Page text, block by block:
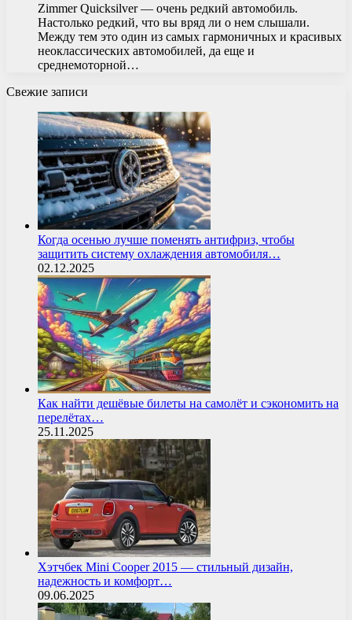
Zimmer Quicksilver — очень редкий автомобиль.
Настолько редкий, что вы вряд ли о нем слышали.
Между тем это один из самых гармоничных и красивых
неоклассических автомобилей, да еще и
среднемоторной…
Свежие записи
Когда осенью лучше поменять антифриз, чтобы
защитить систему охлаждения автомобиля…
02.12.2025
Как найти дешёвые билеты на самолёт и сэкономить на
перелётах…
25.11.2025
Хэтчбек Mini Cooper 2015 — стильный дизайн,
надежность и комфорт…
09.06.2025